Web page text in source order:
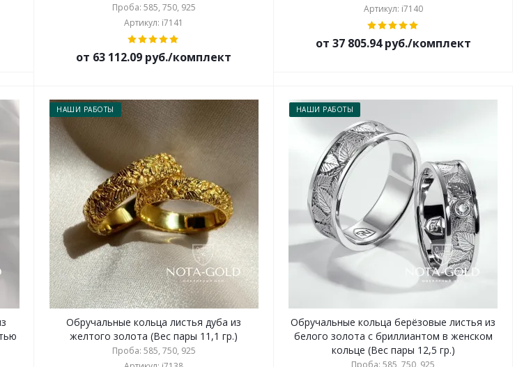
Проба: 585, 750, 925
Артикул: i7141
от 63 112.09 руб./комплект
Артикул: i7140
от 37 805.94 руб./комплект
НАШИ РАБОТЫ
Обручальные кольца листья дуба из
желтого золота (Вес пары 11,1 гр.)
Проба: 585, 750, 925
НАШИ РАБОТЫ
Обручальные кольца берёзовые листья из
белого золота с бриллиантом в женском
кольце (Вес пары 12,5 гр.)
Проба: 585, 750, 925